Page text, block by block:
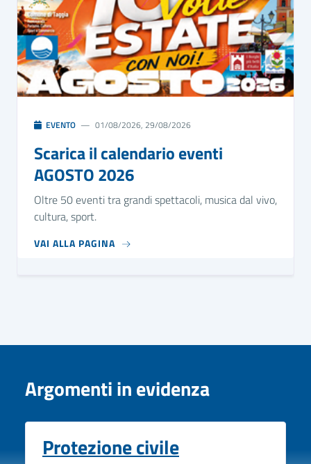
EVENTO 01/08/2026, 29/08/2026
Scarica il calendario eventi
AGOSTO 2026
Oltre 50 eventi tra grandi spettacoli, musica dal vivo,
cultura, sport.
VAI ALLA PAGINA
Argomenti in evidenza
Protezione civile